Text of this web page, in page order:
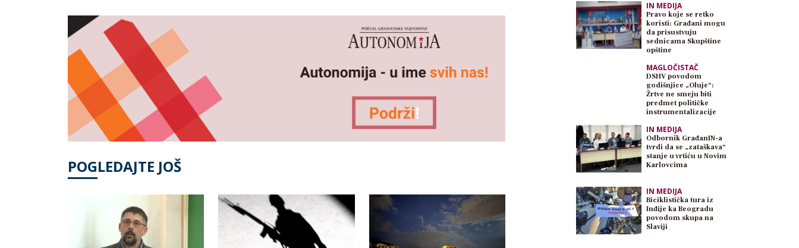
POGLEDAJTE JOŠ
IN MEDIJA
Pravo koje se retko
koristi: Građani mogu
da prisustvuju
sednicama Skupštine
opštine
MAGLOČISTAČ
DSHV povodom
godišnjice „Oluje“:
Žrtve ne smeju biti
predmet političke
instrumentalizacije
IN MEDIJA
Odbornik GrađanIN-a
tvrdi da se „zataškava“
stanje u vrtiću u Novim
Karlovcima
IN MEDIJA
Biciklistička tura iz
Inđije ka Beogradu
povodom skupa na
Slaviji